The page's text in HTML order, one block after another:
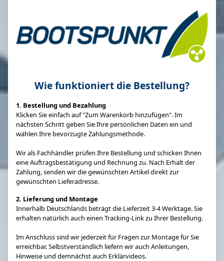
Wie funktioniert die Bestellung?
1. Bestellung und Bezahlung
Klicken Sie einfach auf "Zum Warenkorb hinzufügen". Im
nächsten Schritt geben Sie Ihre persönlichen Daten ein und
wählen Ihre bevorzugte Zahlungsmethode.
Wir als Fachhändler prüfen Ihre Bestellung und schicken Ihnen
eine Auftragsbestätigung und Rechnung zu. Nach Erhalt der
Zahlung, senden wir die gewünschten Artikel direkt zur
gewünschten Lieferadresse.
2. Lieferung und Montage
Innerhalb Deutschlands beträgt die Lieferzeit 3-4 Werktage. Sie
erhalten natürlich auch einen Tracking-Link zu Ihrer Bestellung.
Im Anschluss sind wir jederzeit für Fragen zur Montage für Sie
erreichbar. Selbstverständlich liefern wir auch Anleitungen,
Hinweise und demnächst auch Erklärvideos.